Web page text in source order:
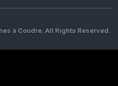
à Coudre. All Rights Reserved.